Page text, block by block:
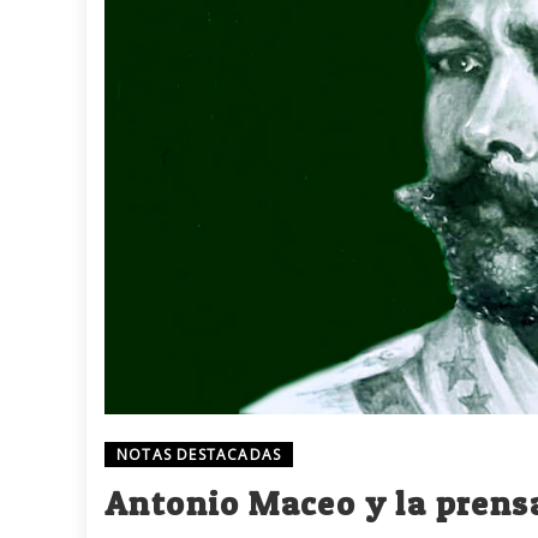
NOTAS DESTACADAS
Antonio Maceo y la